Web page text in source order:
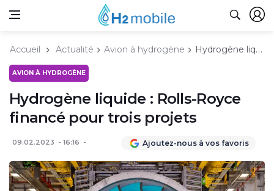
Accueil Actualité Avion à hydrogène Hydrogène liquide : Rolls-Royce financé pour trois projets
AVION À HYDROGÈNE
Hydrogène liquide : Rolls-Royce
financé pour trois projets
09.02.2023 16:16 Ajoutez-nous à vos favoris